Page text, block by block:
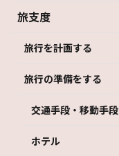
旅支度
旅行を計画する
旅行の準備をする
交通手段・移動手段
ホテル